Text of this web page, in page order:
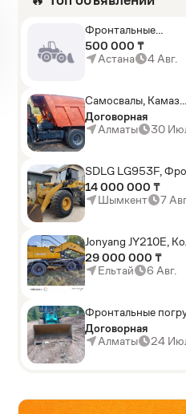
AD
Фронтальные
погрузчики,Мини-
погрузчики,Горные
500 000 ₸
Астана
4 Авг.
Самосвалы, Камаз
АГП-29РТ (шасси
KАМАЗ-43114
Договорная
Алматы
30
SDLG LG953F,
погрузчики
14 000 000 ₸
Шымкент
7
Jonyang JY210E,
экскаваторы
29 000 000 ₸
Ельтай
6 Авг.
Фронтальные
Sunward ZYJ 320
Договорная
Алматы
24